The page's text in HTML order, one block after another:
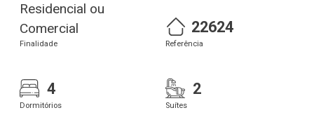
Residencial ou
Comercial
Finalidade
22624
Referência
4
Dormitórios
2
Suítes